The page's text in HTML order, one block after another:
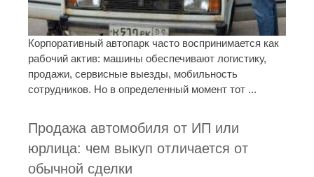
Корпоративный автопарк часто воспринимается как
рабочий актив: машины обеспечивают логистику,
продажи, сервисные выезды, мобильность
сотрудников. Но в определенный момент тот ...
Продажа автомобиля от ИП или
юрлица: чем выкуп отличается от
обычной сделки